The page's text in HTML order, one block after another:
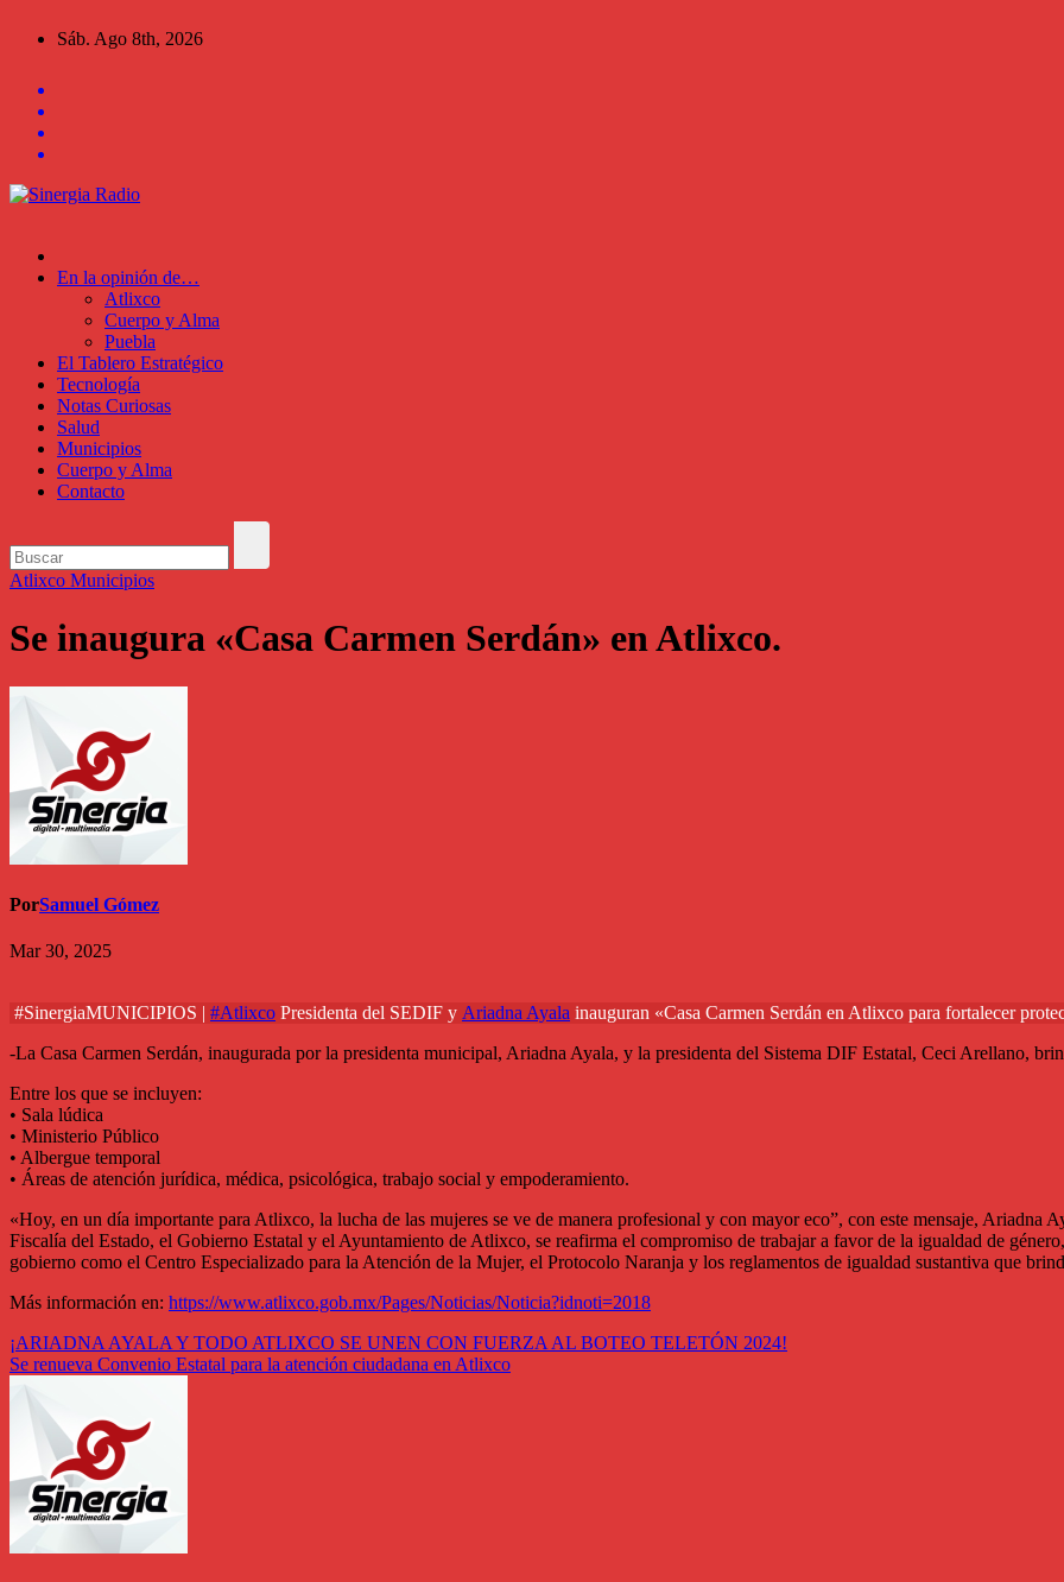
Sáb. Ago 8th, 2026
En la opinión de…
Atlixco
Cuerpo y Alma
Puebla
El Tablero Estratégico
Tecnología
Notas Curiosas
Salud
Municipios
Cuerpo y Alma
Contacto
Atlixco Municipios
Se inaugura «Casa Carmen Serdán» en Atlixco.
PorSamuel Gómez
Mar 30, 2025
#SinergiaMUNICIPIOS | #Atlixco Presidenta del SEDIF y Ariadna Ayala inauguran «Casa Carmen Serdán en Atlixco para fortalecer
-La Casa Carmen Serdán, inaugurada por la presidenta municipal, Ariadna Ayala, y la presidenta del Sistema DIF Estatal, Ceci Arellano,
Entre los que se incluyen:
• Sala lúdica
• Ministerio Público
• Albergue temporal
• Áreas de atención jurídica, médica, psicológica, trabajo social y empoderamiento.
«Hoy, en un día importante para Atlixco, la lucha de las mujeres se ve de manera profesional y con mayor eco”, con este mensaje, Ariadna
Fiscalía del Estado, el Gobierno Estatal y el Ayuntamiento de Atlixco, se reafirma el compromiso de trabajar a favor de la igualdad de
gobierno como el Centro Especializado para la Atención de la Mujer, el Protocolo Naranja y los reglamentos de igualdad sustantiva que
Más información en: https://www.atlixco.gob.mx/Pages/Noticias/Noticia?idnoti=2018
Navegación
de
entradas
¡ARIADNA AYALA Y TODO ATLIXCO SE UNEN CON FUERZA AL BOTEO TELETÓN 2024!
Se renueva Convenio Estatal para la atención ciudadana en Atlixco